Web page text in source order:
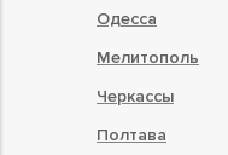
Одесса
Мелитополь
Черкассы
Полтава